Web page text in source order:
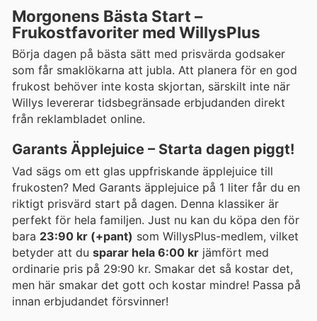
Morgonens Bästa Start –
Frukostfavoriter med WillysPlus
Börja dagen på bästa sätt med prisvärda godsaker
som får smaklökarna att jubla. Att planera för en god
frukost behöver inte kosta skjortan, särskilt inte när
Willys levererar tidsbegränsade erbjudanden direkt
från reklambladet online.
Garants Äpplejuice – Starta dagen piggt!
Vad sägs om ett glas uppfriskande äpplejuice till
frukosten? Med Garants äpplejuice på 1 liter får du en
riktigt prisvärd start på dagen. Denna klassiker är
perfekt för hela familjen. Just nu kan du köpa den för
bara 23:90 kr (+pant) som WillysPlus-medlem, vilket
betyder att du sparar hela 6:00 kr jämfört med
ordinarie pris på 29:90 kr. Smakar det så kostar det,
men här smakar det gott och kostar mindre! Passa på
innan erbjudandet försvinner!